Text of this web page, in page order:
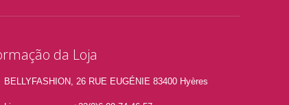
da Loja
BELLYFASHION, 26 RUE EUGÉNIE 83400 Hyères